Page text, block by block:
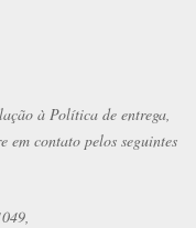
à Política de entrega,
em contato pelos seguintes